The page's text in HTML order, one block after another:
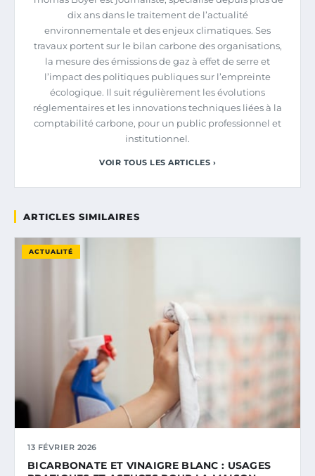
dix ans dans le traitement de l’actualité
environnementale et des enjeux climatiques. Ses
travaux portent sur le bilan carbone des organisations,
la mesure des émissions de gaz à effet de serre et
l’impact des politiques publiques sur l’empreinte
écologique. Il suit régulièrement les évolutions
réglementaires et les innovations techniques liées à la
comptabilité carbone, pour un public professionnel et
institutionnel.
VOIR TOUS LES ARTICLES ›
ARTICLES SIMILAIRES
ACTUALITÉ
13 FÉVRIER 2026
BICARBONATE ET VINAIGRE BLANC : USAGES